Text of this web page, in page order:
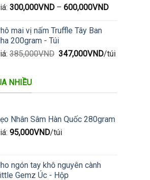
300,000VND– 600,000VND
mai vị nấm Truffle Tây Ban
200gram - Túi
385,000VND Giá
347,000VNDGiá
/túi
NHIỀU
Nhân Sâm Hàn Quốc 280gram
95,000VND/túi
ngón tay khô nguyên cành
Gemz Úc - Hộp